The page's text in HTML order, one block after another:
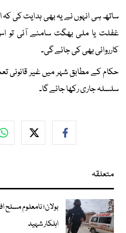
ساتھ ہی انہوں نے یہ بھی ہدایت کی
غفلت یا ملی بھگت سامنے آئی
کارروائی بھی کی جائے گی۔
حکام کے مطابق شہر میں غیر قانونی
سلسلہ جاری رکھا جائے گا۔
متعلقہ
بولان؛ نامعلوم
اہلکار شہید